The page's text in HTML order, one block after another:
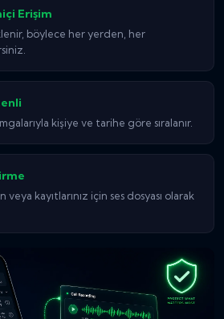
Erişim
böylece her yerden, her
kişiye ve tarihe göre sıralanır.
veya kayıtlarınız için ses dosyası olarak